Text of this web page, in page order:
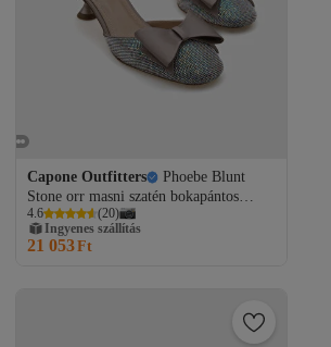
Capone Outfitters
Phoebe Blunt
Stone orr masni szatén bokapántos
közepes sarkú női stílusos cipő
4.6 (20)
Ingyenes szállítás
21 053Ft